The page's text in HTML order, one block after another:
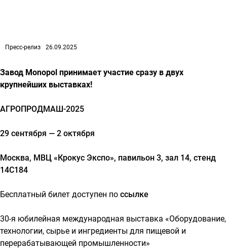
Пресс-релиз 26.09.2025
Завод Monopol принимает участие сразу в двух
крупнейших выставках!
АГРОПРОДМАШ-2025
29 сентября — 2 октября
Москва, МВЦ «Крокус Экспо», павильон 3, зал 14, стенд
14С184
Бесплатный билет доступен по ссылке
30-я юбилейная международная выставка «Оборудование,
технологии, сырье и ингредиенты для пищевой и
перерабатывающей промышленности»